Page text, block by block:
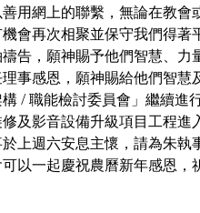
用網上的聯繫，無論在教會
會再次相聚並保守我們得著
告，願神賜予他們智慧、力
事感恩，願神賜給他們智慧
/ 職能檢討委員會」繼續進
及影音設備升級項目工程進
上週六安息主懷，請為朱執
以一起慶祝農曆新年感恩，